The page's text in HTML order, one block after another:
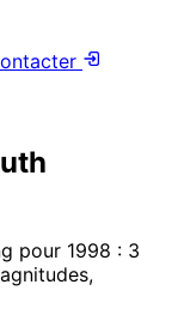
pour 1998 : 3